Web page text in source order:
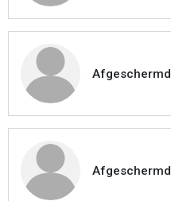
Afgeschermd
Afgeschermd